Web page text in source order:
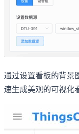
通过设置看板的背景
速生成美观的可视化